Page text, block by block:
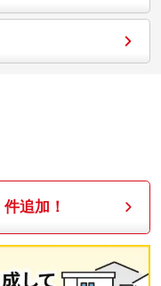
件追加！